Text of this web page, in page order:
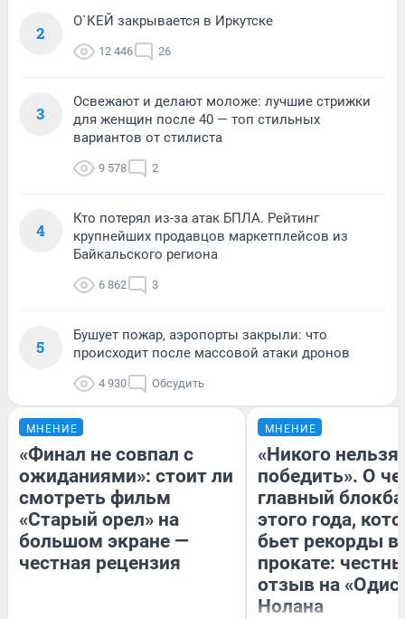
2
О`КЕЙ закрывается в Иркутске
12 446 26
3
Освежают и делают моложе: лучшие стрижки
для женщин после 40 — топ стильных
вариантов от стилиста
9 578 2
4
Кто потерял из-за атак БПЛА. Рейтинг
крупнейших продавцов маркетплейсов из
Байкальского региона
6 862 3
5
Бушует пожар, аэропорты закрыли: что
происходит после массовой атаки дронов
4 930 Обсудить
МНЕНИЕ
«Финал не совпал с
ожиданиями»: стоит ли
смотреть фильм
«Старый орел» на
большом экране —
честная рецензия
МНЕНИЕ
«Никого нельзя
победить». О
главный
этого года,
бьет рекорды в
прокате:
отзыв на
Нолана